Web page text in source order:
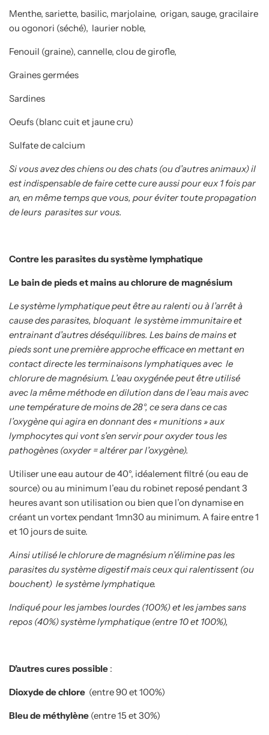
Menthe, sariette, basilic, marjolaine, origan, sauge, gracilaire
ou ogonori (séché), laurier noble,
Fenouil (graine), cannelle, clou de girofle,
Graines germées
Sardines
Oeufs (blanc cuit et jaune cru)
Sulfate de calcium
Si vous avez des chiens ou des chats (ou d’autres animaux) il
est indispensable de faire cette cure aussi pour eux 1 fois par
an, en même temps que vous, pour éviter toute propagation
de leurs parasites sur vous.
Contre les parasites du système lymphatique
Le bain de pieds et mains au chlorure de magnésium
Le système lymphatique peut être au ralenti ou à l’arrêt à
cause des parasites, bloquant le système immunitaire et
entrainant d’autres déséquilibres. Les bains de mains et
pieds sont une première approche efficace en mettant en
contact directe les terminaisons lymphatiques avec le
chlorure de magnésium. L’eau oxygénée peut être utilisé
avec la même méthode en dilution dans de l’eau mais avec
une température de moins de 28°, ce sera dans ce cas
l’oxygène qui agira en donnant des « munitions » aux
lymphocytes qui vont s’en servir pour oxyder tous les
pathogènes (oxyder = altérer par l’oxygène).
Utiliser une eau autour de 40°, idéalement filtré (ou eau de
source) ou au minimum l’eau du robinet reposé pendant 3
heures avant son utilisation ou bien que l’on dynamise en
créant un vortex pendant 1mn30 au minimum. A faire entre 1
et 10 jours de suite.
Ainsi utilisé le chlorure de magnésium n’élimine pas les
parasites du système digestif mais ceux qui ralentissent (ou
bouchent) le système lymphatique.
Indiqué pour les jambes lourdes (100%) et les jambes sans
repos (40%) système lymphatique (entre 10 et 100%),
D’autres cures possible :
Dioxyde de chlore (entre 90 et 100%)
Bleu de méthylène (entre 15 et 30%)